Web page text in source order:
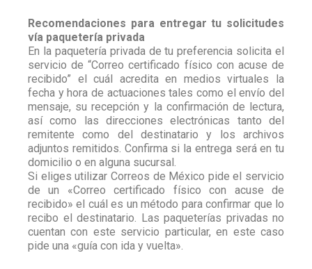
Recomendaciones para entregar tu solicitudes
vía paquetería privada
En la paquetería privada de tu preferencia solicita el
servicio de “Correo certificado físico con acuse de
recibido” el cuál acredita en medios virtuales la
fecha y hora de actuaciones tales como el envío del
mensaje, su recepción y la confirmación de lectura,
así como las direcciones electrónicas tanto del
remitente como del destinatario y los archivos
adjuntos remitidos. Confirma si la entrega será en tu
domicilio o en alguna sucursal.
Si eliges utilizar Correos de México pide el servicio
de un «Correo certificado físico con acuse de
recibido» el cuál es un método para confirmar que lo
recibo el destinatario. Las paqueterías privadas no
cuentan con este servicio particular, en este caso
pide una «guía con ida y vuelta».